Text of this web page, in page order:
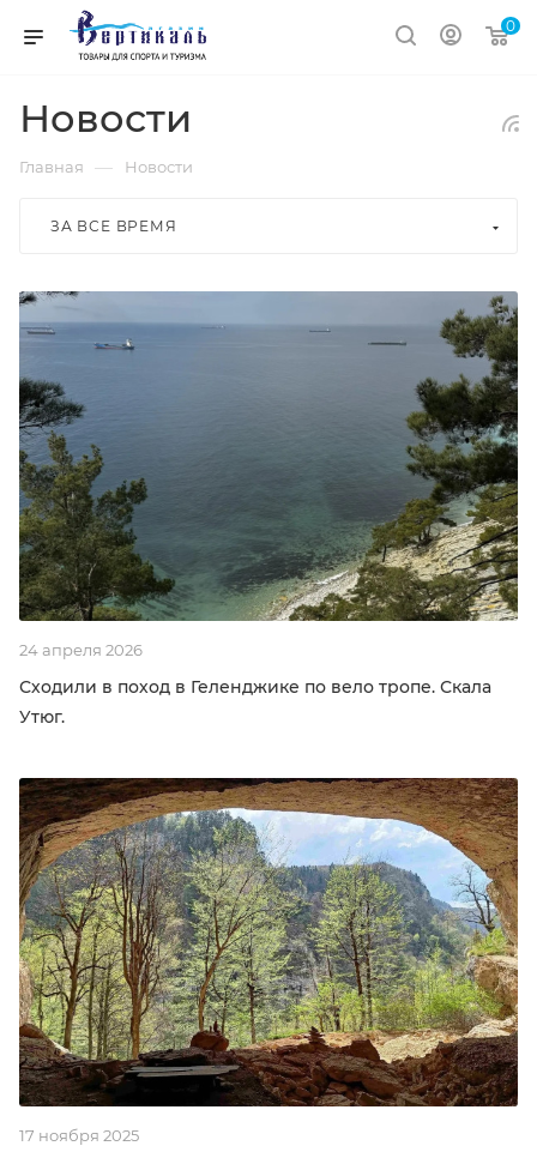
0
Новости
Главная — Новости
ЗА ВСЕ ВРЕМЯ
24 апреля 2026
Сходили в поход в Геленджике по вело тропе. Скала
Утюг.
17 ноября 2025